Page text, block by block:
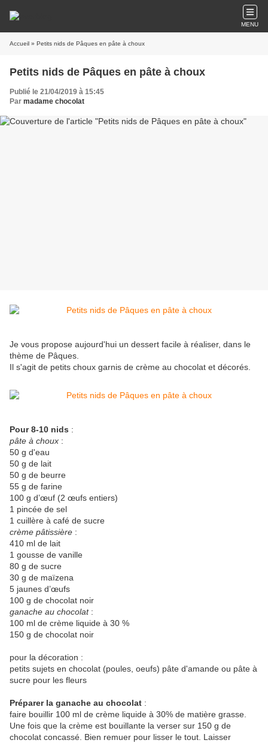
MENU
Accueil » Petits nids de Pâques en pâte à choux
Petits nids de Pâques en pâte à choux
Publié le 21/04/2019 à 15:45
Par madame chocolat
Je vous propose aujourd'hui un dessert facile à réaliser, dans le
thème de Pâques.
Il s'agit de petits choux garnis de crème au chocolat et décorés.
Pour 8-10 nids :
pâte à choux :
50 g d'eau
50 g de lait
50 g de beurre
55 g de farine
100 g d’œuf (2 œufs entiers)
1 pincée de sel
1 cuillère à café de sucre
crème pâtissière :
410 ml de lait
1 gousse de vanille
80 g de sucre
30 g de maïzena
5 jaunes d’œufs
100 g de chocolat noir
ganache au chocolat:
100 ml de crème liquide à 30 %
150 g de chocolat noir
pour la décoration :
petits sujets en chocolat (poules, oeufs) pâte d'amande ou pâte à
sucre pour les fleurs
Préparer la ganache au chocolat :
faire bouillir 100 ml de crème liquide à 30% de matière grasse.
Une fois que la crème est bouillante la verser sur 150 g de
chocolat concassé. Bien remuer pour lisser le tout. Laisser